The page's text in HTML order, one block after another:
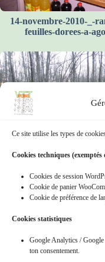
Ce site utilise les types de
Cookies techniques (exemptés
Cookies de session
Cookie de panier
Cookie de préférence de
Cookies statistiques
Google Analytics / Google
ton consentement.
14-novembre-2010-_-
feuilles-dorees-a-
15-janvier-2012_-rando-
de-riz-et-semoule-a-